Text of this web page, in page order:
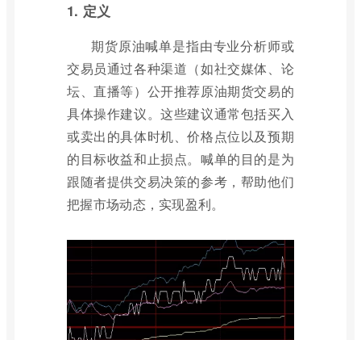
1. 定义
期货原油喊单是指由专业分析师或
交易员通过各种渠道（如社交媒体、论
坛、直播等）公开推荐原油期货交易的
具体操作建议。这些建议通常包括买入
或卖出的具体时机、价格点位以及预期
的目标收益和止损点。喊单的目的是为
跟随者提供交易决策的参考，帮助他们
把握市场动态，实现盈利。